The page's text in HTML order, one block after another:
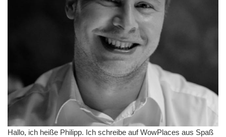
Hallo, ich heiße Philipp. Ich schreibe auf WowPlaces aus Spaß